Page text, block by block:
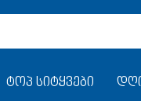
ტოპ სიტყვები